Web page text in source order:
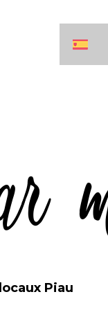
Piau